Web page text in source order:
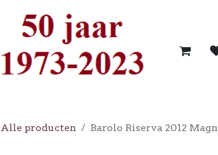
Alle producten Barolo Riserva 2012